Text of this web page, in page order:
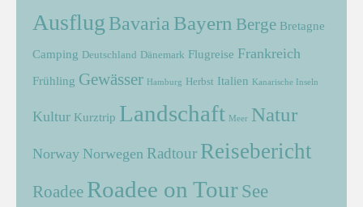
Ausflug Bavaria Bayern Berge Bretagne
Camping Deutschland Dänemark Flugreise Frankreich
Frühling Gewässer Hamburg Herbst Italien Kanarische Inseln
Kultur Kurztrip Landschaft Meer Natur
Norway Norwegen Radtour Reisebericht
Roadee Roadee on Tour See